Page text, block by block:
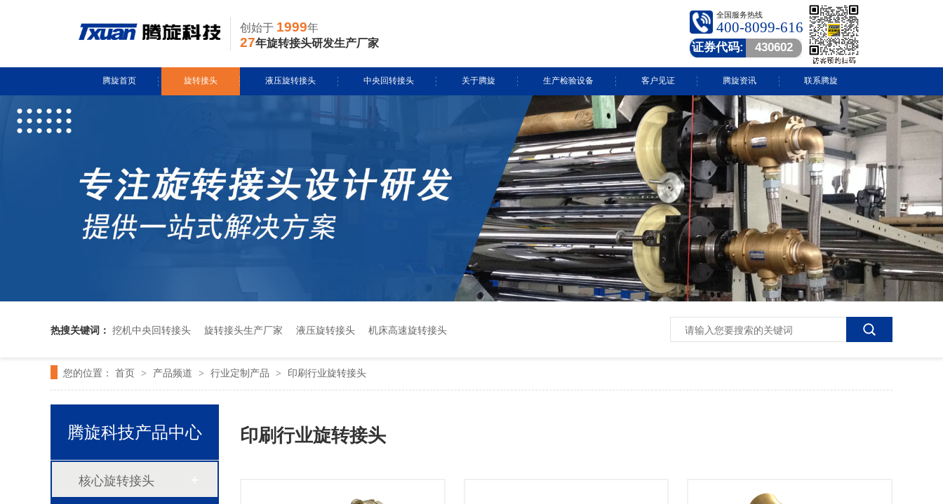
创始于 1999年
27年旋转接头研发生产厂家
全国服务热线
400-8099-616
证券代码: 430602
腾旋首页 旋转接头
导热油旋转接头
气用旋转接头
液压旋转接头
多通路旋转接头定制
中央回转接头
挖掘机旋转接头
履带吊旋转接头
关于腾旋
专利证书
腾旋风采
生产检验设备
生产设备
检测设备
客户见证 腾旋资讯
腾旋快讯
技术中心
常见问答
行业动态
视频中心
联系腾旋
热搜关键词： 挖机中央回转接头 旋转接头生产厂家 液压旋转接头 机床高速旋转接头
您的位置： 首页 > 产品频道 > 行业定制产品 > 印刷行业旋转接头
印刷行业旋转接头
腾旋科技产品中心
核心旋转接头